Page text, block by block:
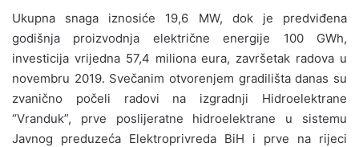
Ukupna snaga iznosiće 19,6 MW, dok je predviđena
godišnja proizvodnja električne energije 100 GWh,
investicija vrijedna 57,4 miliona eura, završetak radova u
novembru 2019. Svečanim otvorenjem gradilišta danas su
zvanično počeli radovi na izgradnji Hidroelektrane
“Vranduk”, prve poslijeratne hidroelektrane u sistemu
Javnog preduzeća Elektroprivreda BiH i prve na rijeci